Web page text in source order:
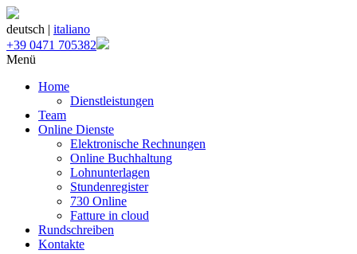
deutsch | italiano
+39 0471 705382
Menü
Home
Dienstleistungen
Team
Online Dienste
Elektronische Rechnungen
Online Buchhaltung
Lohnunterlagen
Stundenregister
730 Online
Fatture in cloud
Rundschreiben
Kontakte